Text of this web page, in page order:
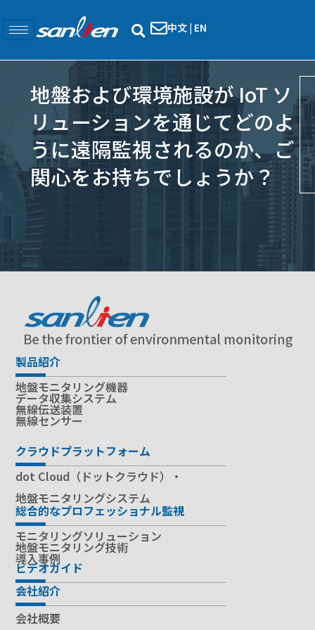
中文 | EN
地盤および環境施設が IoT ソ
リューションを通じてどのよ
うに遠隔監視されるのか、ご
関心をお持ちでしょうか？
製品紹介
地盤モニタリング機器
データ収集システム
無線伝送装置
無線センサー
クラウドプラットフォーム
dot Cloud（ドットクラウド）・
地盤モニタリングシステム
総合的なプロフェッショナル監視
モニタリングソリューション
地盤モニタリング技術
導入事例
ビデオガイド
会社紹介
会社概要